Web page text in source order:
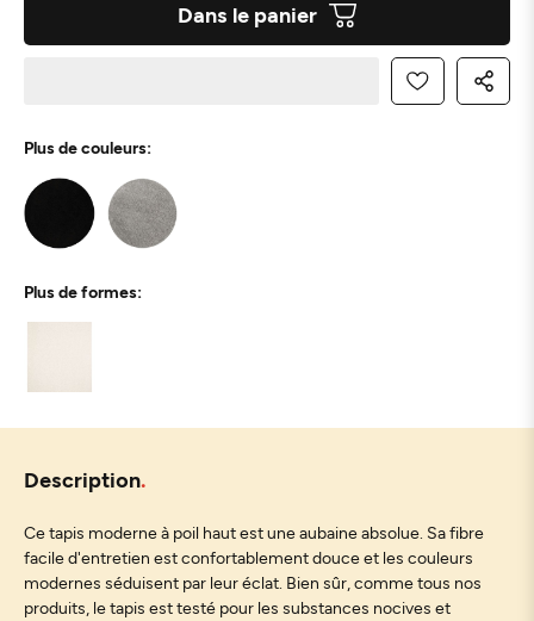
Dans le panier
Plus de couleurs:
Plus de formes:
Description
Ce tapis moderne à poil haut est une aubaine absolue. Sa fibre
facile d'entretien est confortablement douce et les couleurs
modernes séduisent par leur éclat. Bien sûr, comme tous nos
produits, le tapis est testé pour les substances nocives et